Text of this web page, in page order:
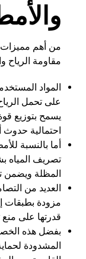
من أهم مميزات
مقاومة الرياح
المواد
على تحمل
يسمح بتوزيع
احتمالية حدوث
أما بالنسبة
تصريف المياه
المظلة ويضمن
العديد من
مزودة بطبقات
قدرتها على
بفضل هذه
المشدودة